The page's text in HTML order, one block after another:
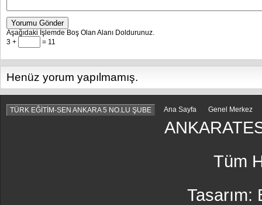
Yorumu Gönder
Aşağıdaki İşlemde Boş Olan Alanı Doldurunuz.
3 +
= 11
Henüz yorum yapılmamış.
TÜRK EĞİTİM-SEN ANKARA 5 NO.LU ŞUBE Ana Sayfa Genel Merkez
Tüm
Tasarım: